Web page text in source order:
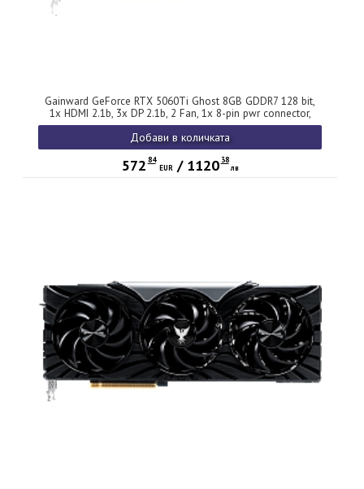
Gainward GeForce RTX 5060Ti Ghost 8GB GDDR7 128 bit,
1x HDMI 2.1b, 3x DP 2.1b, 2 Fan, 1x 8-pin pwr connector,
600W, 262.1 x 126.3 x 40.1 mm, NE7506T019P1-GB2062B
Добави в количката
572 84
EUR/ 1120 38
лв